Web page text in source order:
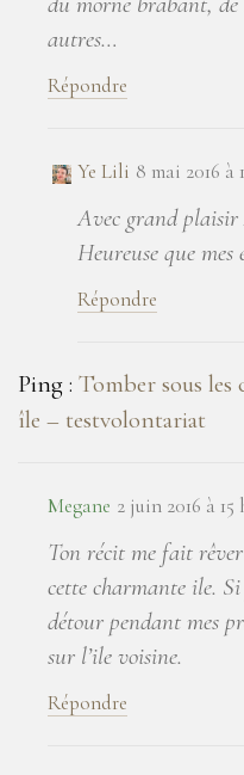
autres…
Répondre
Ye Lili 8 mai 2016 à
Avec grand
Heureuse que
Répondre
Ping : Tomber sous les
île – testvolontariat
Megane 2 juin 2016 à
Ton récit me fait
cette charmante ile.
détour pendant mes
sur l’ile voisine.
Répondre